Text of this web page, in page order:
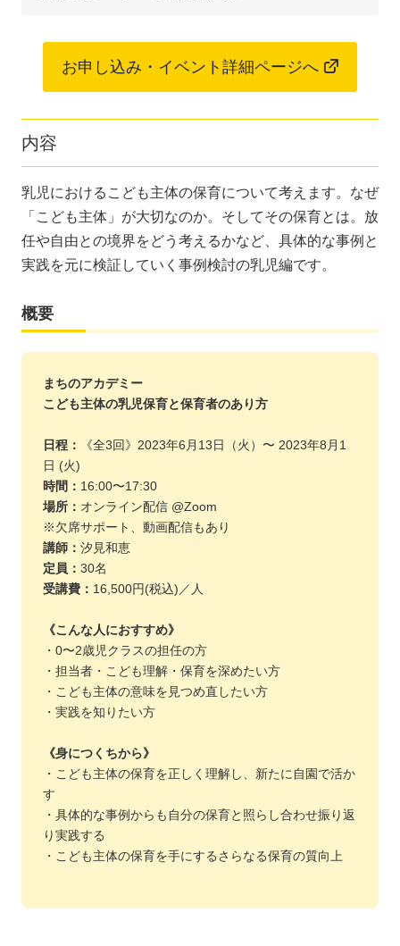
お申し込み・イベント詳細ページへ
内容
乳児におけるこども主体の保育について考えます。なぜ
「こども主体」が大切なのか。そしてその保育とは。放
任や自由との境界をどう考えるかなど、具体的な事例と
実践を元に検証していく事例検討の乳児編です。
概要
まちのアカデミー
こども主体の乳児保育と保育者のあり方
日程：
《全3回》2023年6月13日（火）〜 2023年8月1
日 (火)
時間： 16:00〜17:30
場所： オンライン配信 @Zoom
※欠席サポート、動画配信もあり
講師： 汐見和恵
定員： 30名
受講費： 16,500円(税込)／人
《こんな人におすすめ》
・0〜2歳児クラスの担任の方
・担当者・こども理解・保育を深めたい方
・こども主体の意味を見つめ直したい方
・実践を知りたい方
《身につくちから》
・こども主体の保育を正しく理解し、新たに自園で活か
す
・具体的な事例からも自分の保育と照らし合わせ振り返
り実践する
・こども主体の保育を手にするさらなる保育の質向上